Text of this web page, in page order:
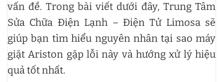
vấn đề. Trong bài viết dưới đây, Trung Tâm
Sửa Chữa Điện Lạnh – Điện Tử Limosa sẽ
giúp bạn tìm hiểu nguyên nhân tại sao máy
giặt Ariston gặp lỗi này và hướng xử lý hiệu
quả tốt nhất.